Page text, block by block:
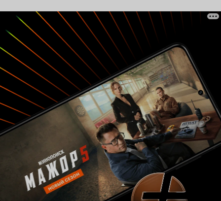
захватывающих моментов, но все равно чего-
то ему не хватало. Возможно больше
воображения и качества съемок. Мультфильм
получился рядовым, ничего особенного. Для
тех, кто любит истории о покемонах и
приключениях Эша и Пикачу, этот мультфильм
может привлечь внимание, но не ждите ничего
сверхъестественного, мультфильм
посредственный и предсказуемый. На один
раз. Из всей истории мне понравился лишь
покемон Манафи. Он был прикольный и милый.
5 из 10